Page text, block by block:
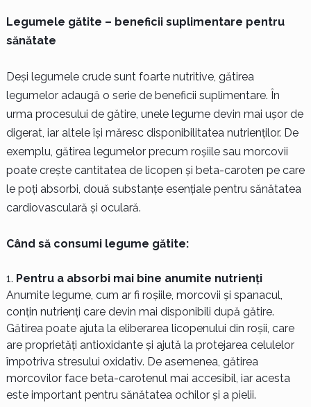
Legumele gătite – beneficii suplimentare pentru
sănătate
Deși legumele crude sunt foarte nutritive, gătirea
legumelor adaugă o serie de beneficii suplimentare. În
urma procesului de gătire, unele legume devin mai ușor de
digerat, iar altele își măresc disponibilitatea nutrienților. De
exemplu, gătirea legumelor precum roșiile sau morcovii
poate crește cantitatea de licopen și beta-caroten pe care
le poți absorbi, două substanțe esențiale pentru sănătatea
cardiovasculară și oculară.
Când să consumi legume gătite:
Pentru a absorbi mai bine anumite nutrienți
Anumite legume, cum ar fi roșiile, morcovii și spanacul,
conțin nutrienți care devin mai disponibili după gătire.
Gătirea poate ajuta la eliberarea licopenului din roșii, care
are proprietăți antioxidante și ajută la protejarea celulelor
împotriva stresului oxidativ. De asemenea, gătirea
morcovilor face beta-carotenul mai accesibil, iar acesta
este important pentru sănătatea ochilor și a pielii.